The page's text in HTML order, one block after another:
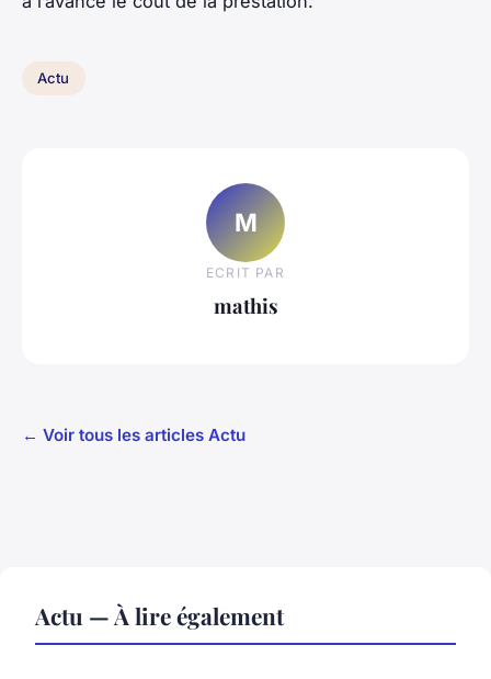
Actu
M
ECRIT PAR
mathis
← Voir tous les articles Actu
Actu — À lire également